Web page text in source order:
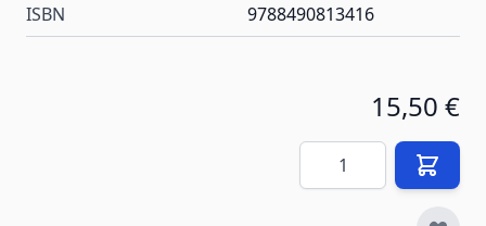
ISBN 9788490813416
15,50 €
Quantità